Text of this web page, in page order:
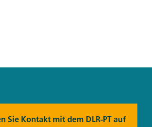
Sie Kontakt mit dem DLR-PT auf